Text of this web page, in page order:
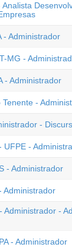
- Administrador
MG -
- Administrador
-
-
UFPE -
- Administrador
Administrador
Administrador -
- Administrador